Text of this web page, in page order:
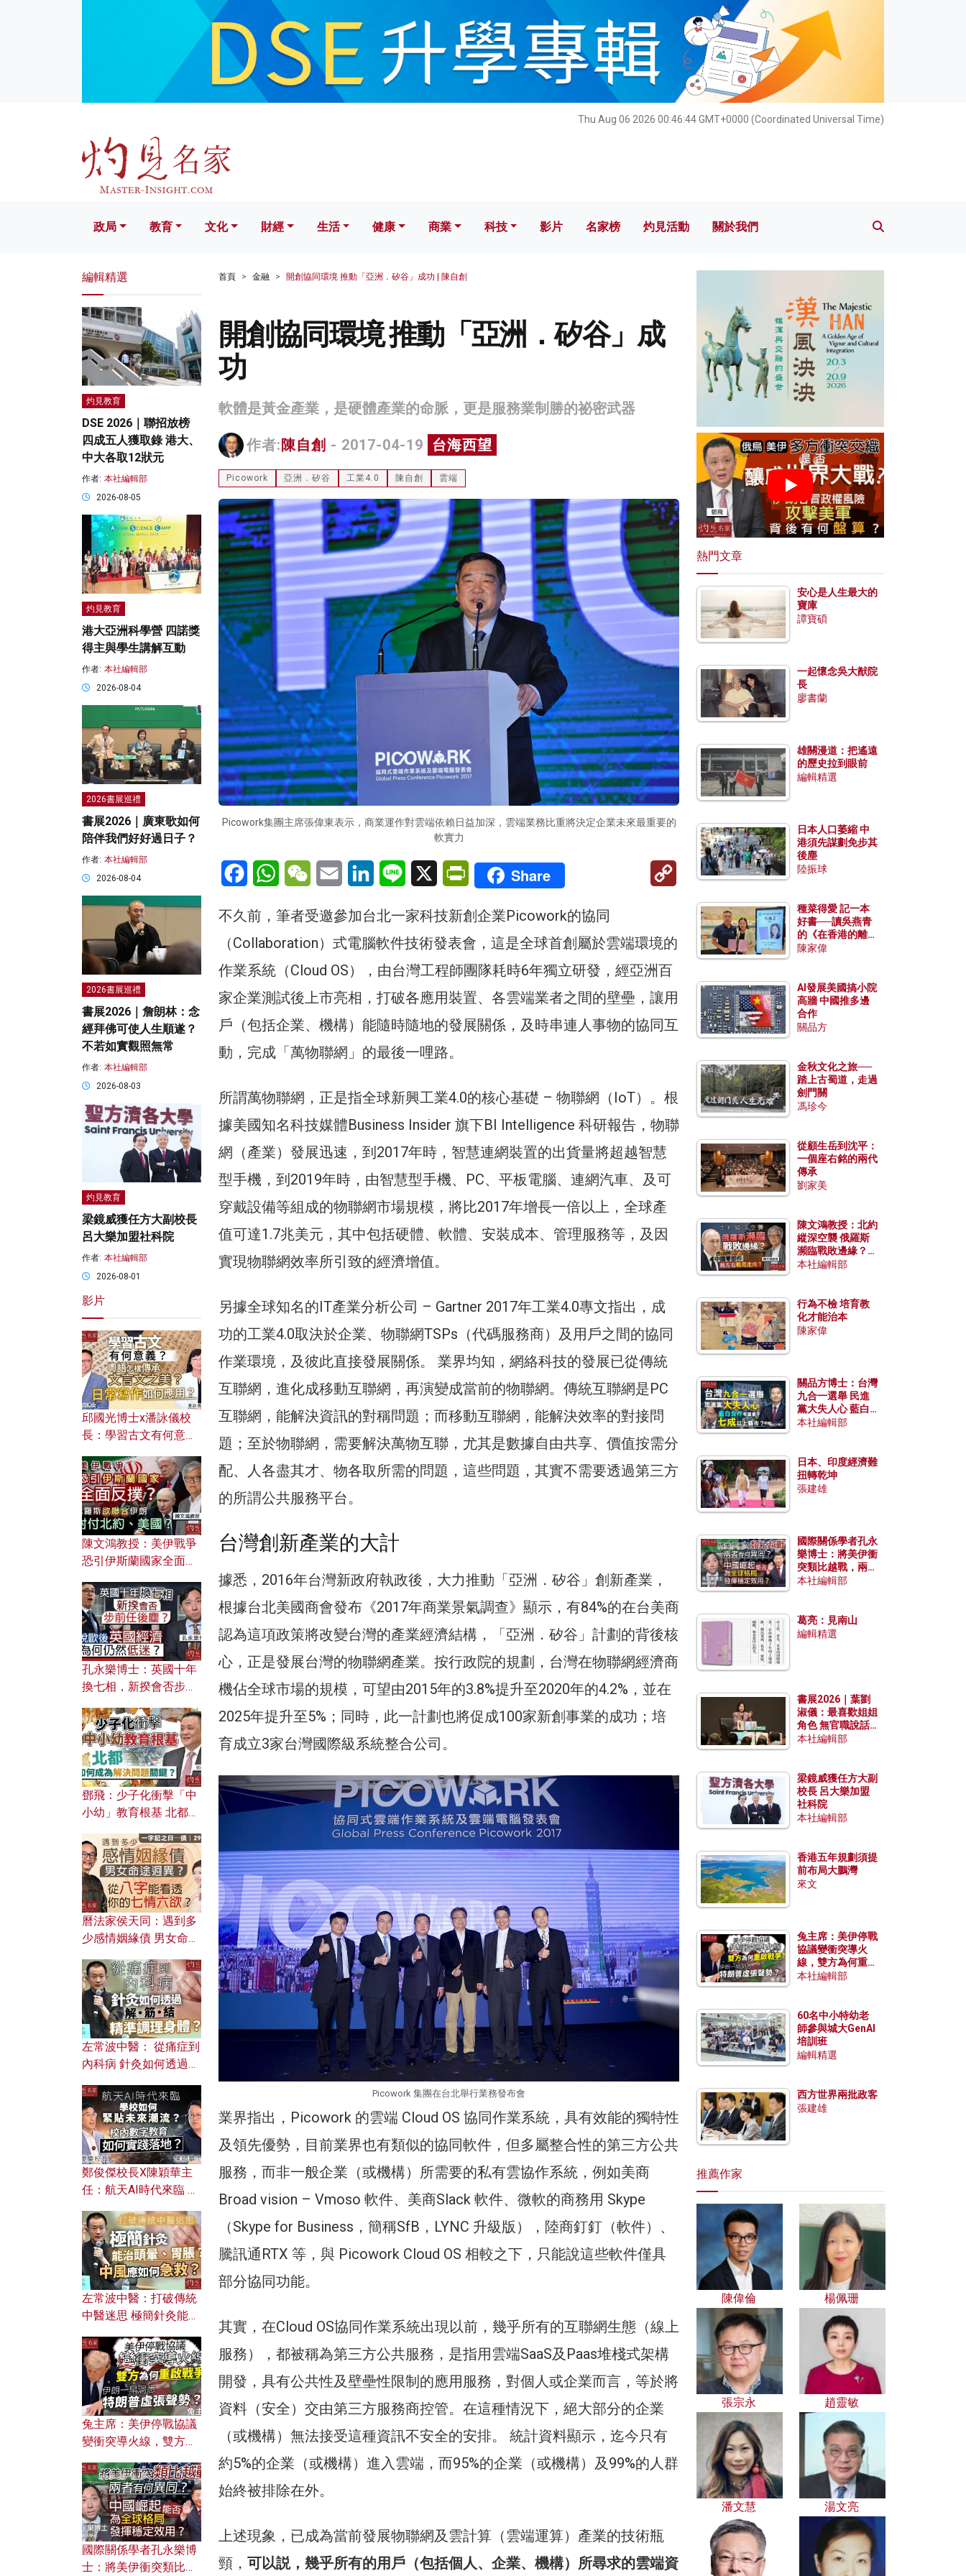
Thu Aug 06 2026 00:46:45 GMT+0000 (Coordinated Universal Time)
文化 財經 生活 健康 科技 影片 名家榜 灼見活動 關於我們
政局 教育 文化 財經 生活 健康 商業 科技 影片 名家榜 灼見活動 關於我們
首頁 金融 開創協同環境 推動「亞洲．矽谷」成功 | 陳自創
開創協同環境 推動「亞洲．矽谷」成
功
軟體是黃金產業，是硬體產業的命脈，更是服務業制勝的祕密武器
作者: 陳自創 - 2017-04-19 台海西望
Picowork 亞洲．矽谷 工業4.0 陳自創 雲端
Picowork集團主席張偉東表示，商業運作對雲端依賴日益加深，雲端業務比重將決定企業未來最重要的
軟實力
FacebookWhatsAppWeChatEmail LinkedInLine X PrintFriendly
Share
Copy
Link
不久前，筆者受邀參加台北一家科技新創企業Picowork的協同
（Collaboration）式電腦軟件技術發表會，這是全球首創屬於雲端環境的
作業系統（Cloud OS），由台灣工程師團隊耗時6年獨立研發，經亞洲百
家企業測試後上市亮相，打破各應用裝置、各雲端業者之間的壁壘，讓用
戶（包括企業、機構）能隨時隨地的發展關係，及時串連人事物的協同互
動，完成「萬物聯網」的最後一哩路。
所謂萬物聯網，正是指全球新興工業4.0的核心基礎 – 物聯網（IoT）。根
據美國知名科技媒體Business Insider 旗下BI Intelligence 科研報告，物聯
網（產業）發展迅速，到2017年時，智慧連網裝置的出貨量將超越智慧
型手機，到2019年時，由智慧型手機、PC、平板電腦、連網汽車、及可
穿戴設備等組成的物聯網市場規模，將比2017年增長一倍以上，全球產
值可達1.7兆美元，其中包括硬體、軟體、安裝成本、管理服務等，及因
實現物聯網效率所引致的經濟增值。
另據全球知名的IT產業分析公司 – Gartner 2017年工業4.0專文指出，成
功的工業4.0取決於企業、物聯網TSPs（代碼服務商）及用戶之間的協同
作業環境，及彼此直接發展關係。 業界均知，網絡科技的發展已從傳統
互聯網，進化成移動互聯網，再演變成當前的物聯網。傳統互聯網是PC
互聯網，能解決資訊的對稱問題；而移動互聯網，能解決效率的對接問
題；至於物聯網，需要解決萬物互聯，尤其是數據自由共享、價值按需分
配、人各盡其才、物各取所需的問題，這些問題，其實不需要透過第三方
的所謂公共服務平台。
台灣創新產業的大計
據悉，2016年台灣新政府執政後，大力推動「亞洲．矽谷」創新產業，
根據台北美國商會發布《2017年商業景氣調查》顯示，有84%的在台美商
認為這項政策將改變台灣的產業經濟結構，「亞洲．矽谷」計劃的背後核
心，正是發展台灣的物聯網產業。按行政院的規劃，台灣在物聯網經濟商
機佔全球市場的規模，可望由2015年的3.8%提升至2020年的4.2%，並在
2025年提升至5%；同時，此一計劃也將促成100家新創事業的成功；培
育成立3家台灣國際級系統整合公司。
Picowork 集團在台北舉行業務發布會
業界指出，Picowork 的雲端 Cloud OS 協同作業系統，具有效能的獨特性
及領先優勢，目前業界也有類似的協同軟件，但多屬整合性的第三方公共
服務，而非一般企業（或機構）所需要的私有雲協作系統，例如美商
Broad vision – Vmoso 軟件、美商Slack 軟件、微軟的商務用 Skype
（Skype for Business，簡稱SfB，LYNC 升級版），陸商釘釘（軟件）、
騰訊通RTX 等，與 Picowork Cloud OS 相較之下，只能說這些軟件僅具
部分協同功能。
其實，在Cloud OS協同作業系統出現以前，幾乎所有的互聯網生態（線上
服務），都被稱為第三方公共服務，是指用雲端SaaS及Paas堆棧式架構
開發，具有公共性及壁壘性限制的應用服務，對個人或企業而言，等於將
資料（安全）交由第三方服務商控管。在這種情況下，絕大部分的企業
（或機構）無法接受這種資訊不安全的安排。 統計資料顯示，迄今只有
約5%的企業（或機構）進入雲端，而95%的企業（或機構）及99%的人群
始終被排除在外。
上述現象，已成為當前發展物聯網及雲計算（雲端運算）產業的技術瓶
頸， 可以説，幾乎所有的用戶（包括個人、企業、機構）所尋求的雲端資
編輯精選
灼見教育
DSE 2026｜聯招放榜
四成五人獲取錄 港大、
中大各取12狀元
作者: 本社編輯部
2026-08-05
灼見教育
港大亞洲科學營 四諾獎
得主與學生講解互動
作者: 本社編輯部
2026-08-04
2026書展巡禮
書展2026｜廣東歌如何
陪伴我們好好過日子？
作者: 本社編輯部
2026-08-04
2026書展巡禮
書展2026｜詹朗林：念
經拜佛可使人生順遂？
不若如實觀照無常
作者: 本社編輯部
2026-08-03
灼見教育
梁鏡威獲任方大副校長
呂大樂加盟社科院
作者: 本社編輯部
2026-08-01
影片
邱國光博士x潘詠儀校
長：學習古文有何意
文之美？ 日常寫作如何
應用？
陳文鴻教授：美伊戰爭
恐引伊斯蘭國家全面反
對付北約美國？
孔永樂博士：英國十年
換七相，新揆會否步前
濟為何仍然低迷？
鄧飛：少子化衝擊「中
小幼」教育根基 北都如
曆法家侯天同：遇到多
少感情姻緣債 男女命途
的七情六欲？
左常波中醫： 從痛症到
內科病 針灸如何透過解
鄭俊傑校長X陳穎華主
任：航天AI時代來臨 學
校內數字教育如何實踐
落地？
左常波中醫：打破傳統
中醫迷思 極簡針灸能治
何急救？
兔主席：美伊停戰協議
變衝突導火線，雙方為
洞悉特朗普虛張聲勢？
國際關係學者孔永樂博
士：將美伊衝突類比越
熱門文章
安心是人生最大的
寶庫
譚寶碩
一起懷念吳大猷院
長
廖書蘭
雄關漫道：把遙遠
的歷史拉到眼前
編輯精選
日本人口萎縮 中
港須先謀劃免步其
後塵
陸振球
種菜得愛 記一本
好書──讀吳燕青
的《在香港的離島
種菜》
陳家偉
AI發展美國搞小院
高牆 中國推多邊
合作
關品方
金秋文化之旅──
踏上古蜀道，走過
劍門關
馮珍今
從顧生岳到沈平：
一個座右銘的兩代
傳承
劉家美
陳文鴻教授：北約
縱深空襲 俄羅斯
瀕臨戰敗邊緣？中
國零部件能左右戰
本社編輯部
行為不檢 培育教
化才能治本
陳家偉
關品方博士：台灣
九合一選舉 民進
黨大失人心 藍白
合作有望拿下七成
本社編輯部
日本、印度經濟難
扭轉乾坤
張建雄
國際關係學者孔永
樂博士：將美伊衝
突類比越戰，兩者
有何異同？中國崛
本社編輯部
葛亮：見南山
編輯精選
書展2026｜葉劉
淑儀：最喜歡姐姐
角色 無官職說話
包袱少
本社編輯部
梁鏡威獲任方大副
校長 呂大樂加盟
社科院
本社編輯部
香港五年規劃須提
前布局大鵬灣
來文
兔主席：美伊停戰
協議變衝突導火
線，雙方為何重啟
戰爭？伊朗一早洞
本社編輯部
60名中小特幼老
師參與城大GenAI
培訓班
編輯精選
西方世界兩批政客
張建雄
推薦作家
陳偉倫 楊佩珊
張宗永 趙靈敏
潘文慧 湯文亮